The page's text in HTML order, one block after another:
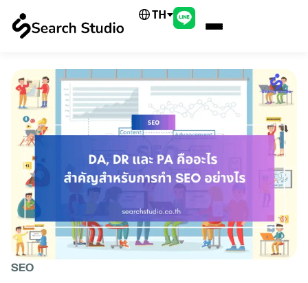
TH
SEO